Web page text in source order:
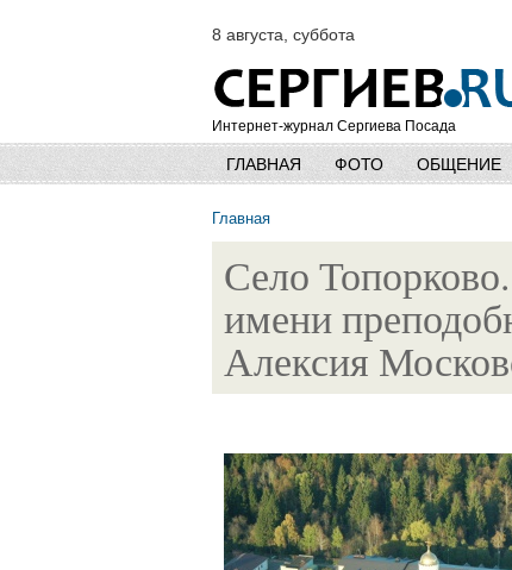
8 августа, суббота
Интернет-журнал Сергиева Посада
ГЛАВНАЯ ФОТО ОБЩЕНИЕ
Главная
Село
имени
Алексия